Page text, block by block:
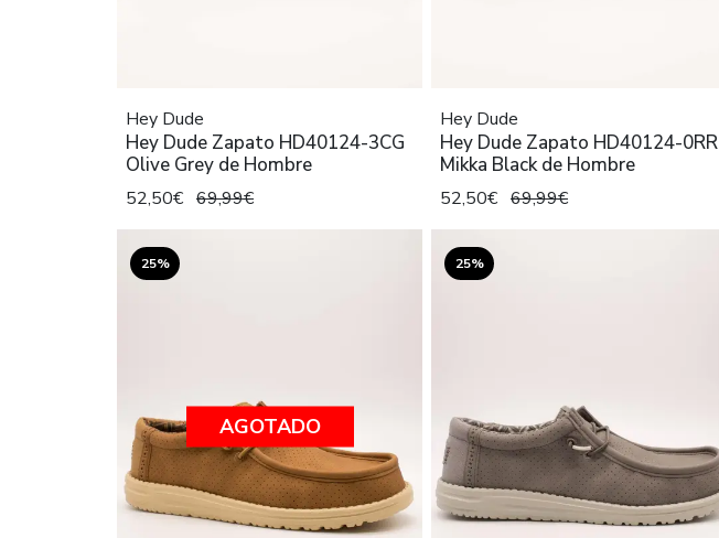
Hey Dude
Hey Dude Zapato HD40124-3CG
Olive Grey de Hombre
52,50€ 69,99€
Hey Dude
Hey Dude Zapato HD40124-0RR
Mikka Black de Hombre
52,50€ 69,99€
25%
AGOTADO
25%